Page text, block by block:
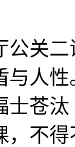
关二
与人
士苍
，不